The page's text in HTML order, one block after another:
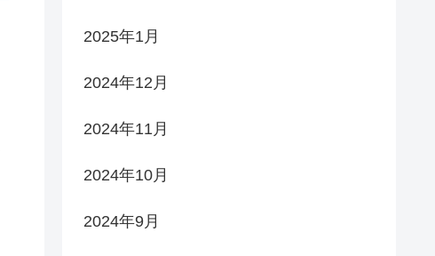
2025年1月
2024年12月
2024年11月
2024年10月
2024年9月